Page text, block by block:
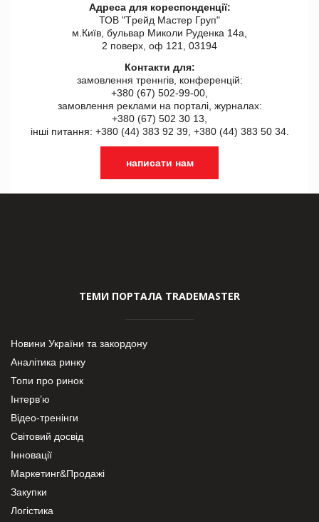
Адреса для кореспонденції:
ТОВ "Tрейд Мастер Груп"
м.Київ, бульвар Миколи Руденка 14а,
2 поверх, оф 121, 03194
Контакти для:
замовлення треннгів, конференцій:
+380 (67) 502-99-00,
замовлення реклами на порталі, журналах:
+380 (67) 502 30 13,
інші питання: +380 (44) 383 92 39, +380 (44) 383 50 34.
написати нам
ТЕМИ ПОРТАЛА TRADEMASTER
Новини України та закордону
Аналітика ринку
Топи про ринок
Інтерв’ю
Відео-тренінги
Світовий досвід
Інновації
Маркетинг&Продажі
Закупки
Логістика